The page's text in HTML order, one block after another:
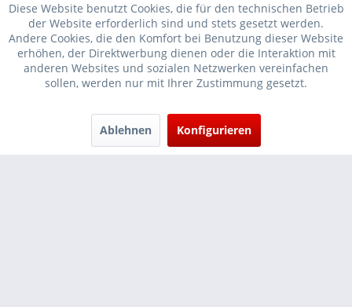
* Verkauf nur an Unternehmer, Gewerbetreibende, Freiberufler und
öffentliche Institutionen, daher verstehen sich alle Preise zzgl.
nicht anders beschrieben
Diese Website benutzt Cookies, die für den technischen Betrieb
der Website erforderlich sind und stets gesetzt werden.
Andere Cookies, die den Komfort bei Benutzung dieser Website
erhöhen, der Direktwerbung dienen oder die Interaktion mit
anderen Websites und sozialen Netzwerken vereinfachen
sollen, werden nur mit Ihrer Zustimmung gesetzt.
Ablehnen Konfigurieren